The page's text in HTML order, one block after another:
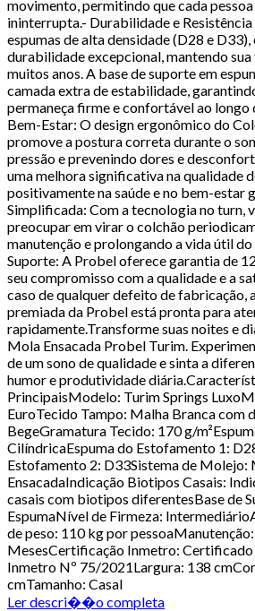
movimento, permitindo que cada
ininterrupta.- Durabilidade e
espumas de alta densidade (D28 e
durabilidade excepcional, mantendo
muitos anos. A base de suporte em
camada extra de estabilidade,
permaneça firme e confortável ao longo
Bem-Estar: O design ergonômico do
promove a postura correta durante o
pressão e prevenindo dores e
uma melhora significativa na qualidade
positivamente na saúde e no bem-estar
Simplificada: Com a tecnologia no turn,
preocupar em virar o colchão
manutenção e prolongando a vida útil
Suporte: A Probel oferece garantia de
seu compromisso com a qualidade e a
caso de qualquer defeito de fabricação,
premiada da Probel está pronta para
rapidamente.Transforme suas noites e
Mola Ensacada Probel Turim.
de um sono de qualidade e sinta a
humor e produtividade
PrincipaisModelo: Turim Springs
EuroTecido Tampo: Malha Branca com
BegeGramatura Tecido: 170 g/
CilíndricaEspuma do Estofamento 1:
Estofamento 2: D33Sistema de Molejo:
EnsacadaIndicação Biotipos Casais:
casais com biotipos diferentesBase de
EspumaNível de Firmeza:
de peso: 110 kg por
MesesCertificação Inmetro:
Inmetro Nº 75/2021Largura: 138
cmTamanho: Casal
Ler descri��o completa